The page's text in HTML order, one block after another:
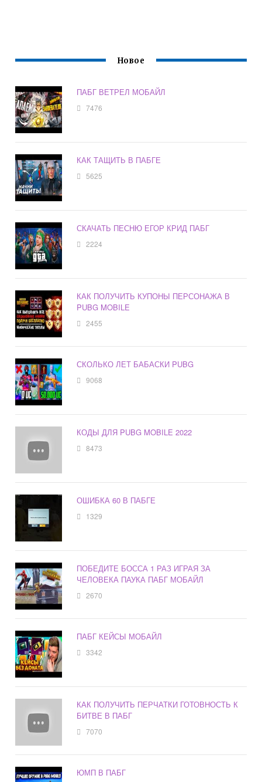
Новое
ПАБГ ВЕТРЕЛ МОБАЙЛ
7476
КАК ТАЩИТЬ В ПАБГЕ
5625
СКАЧАТЬ ПЕСНЮ ЕГОР КРИД ПАБГ
2224
КАК ПОЛУЧИТЬ КУПОНЫ ПЕРСОНАЖА В
PUBG MOBILE
2455
СКОЛЬКО ЛЕТ БАБАСКИ PUBG
9068
КОДЫ ДЛЯ PUBG MOBILE 2022
8473
ОШИБКА 60 В ПАБГЕ
1329
ПОБЕДИТЕ БОССА 1 РАЗ ИГРАЯ ЗА
ЧЕЛОВЕКА ПАУКА ПАБГ МОБАЙЛ
2670
ПАБГ КЕЙСЫ МОБАЙЛ
3342
КАК ПОЛУЧИТЬ ПЕРЧАТКИ ГОТОВНОСТЬ К
БИТВЕ В ПАБГ
7070
ЮМП В ПАБГ